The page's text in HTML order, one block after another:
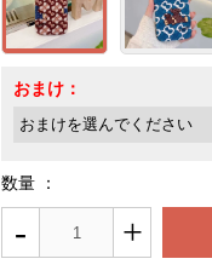
おまけ：
数量 ：
- +